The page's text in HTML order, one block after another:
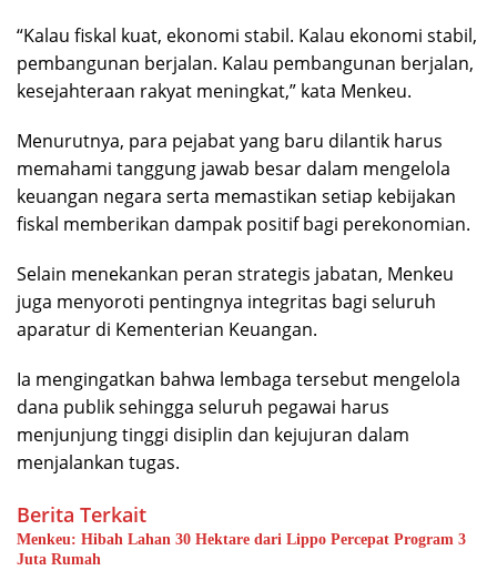
“Kalau fiskal kuat, ekonomi stabil. Kalau ekonomi stabil,
pembangunan berjalan. Kalau pembangunan berjalan,
kesejahteraan rakyat meningkat,” kata Menkeu.
Menurutnya, para pejabat yang baru dilantik harus
memahami tanggung jawab besar dalam mengelola
keuangan negara serta memastikan setiap kebijakan
fiskal memberikan dampak positif bagi perekonomian.
Selain menekankan peran strategis jabatan, Menkeu
juga menyoroti pentingnya integritas bagi seluruh
aparatur di Kementerian Keuangan.
Ia mengingatkan bahwa lembaga tersebut mengelola
dana publik sehingga seluruh pegawai harus
menjunjung tinggi disiplin dan kejujuran dalam
menjalankan tugas.
Berita Terkait
Menkeu: Hibah Lahan 30 Hektare dari Lippo Percepat Program 3
Juta Rumah